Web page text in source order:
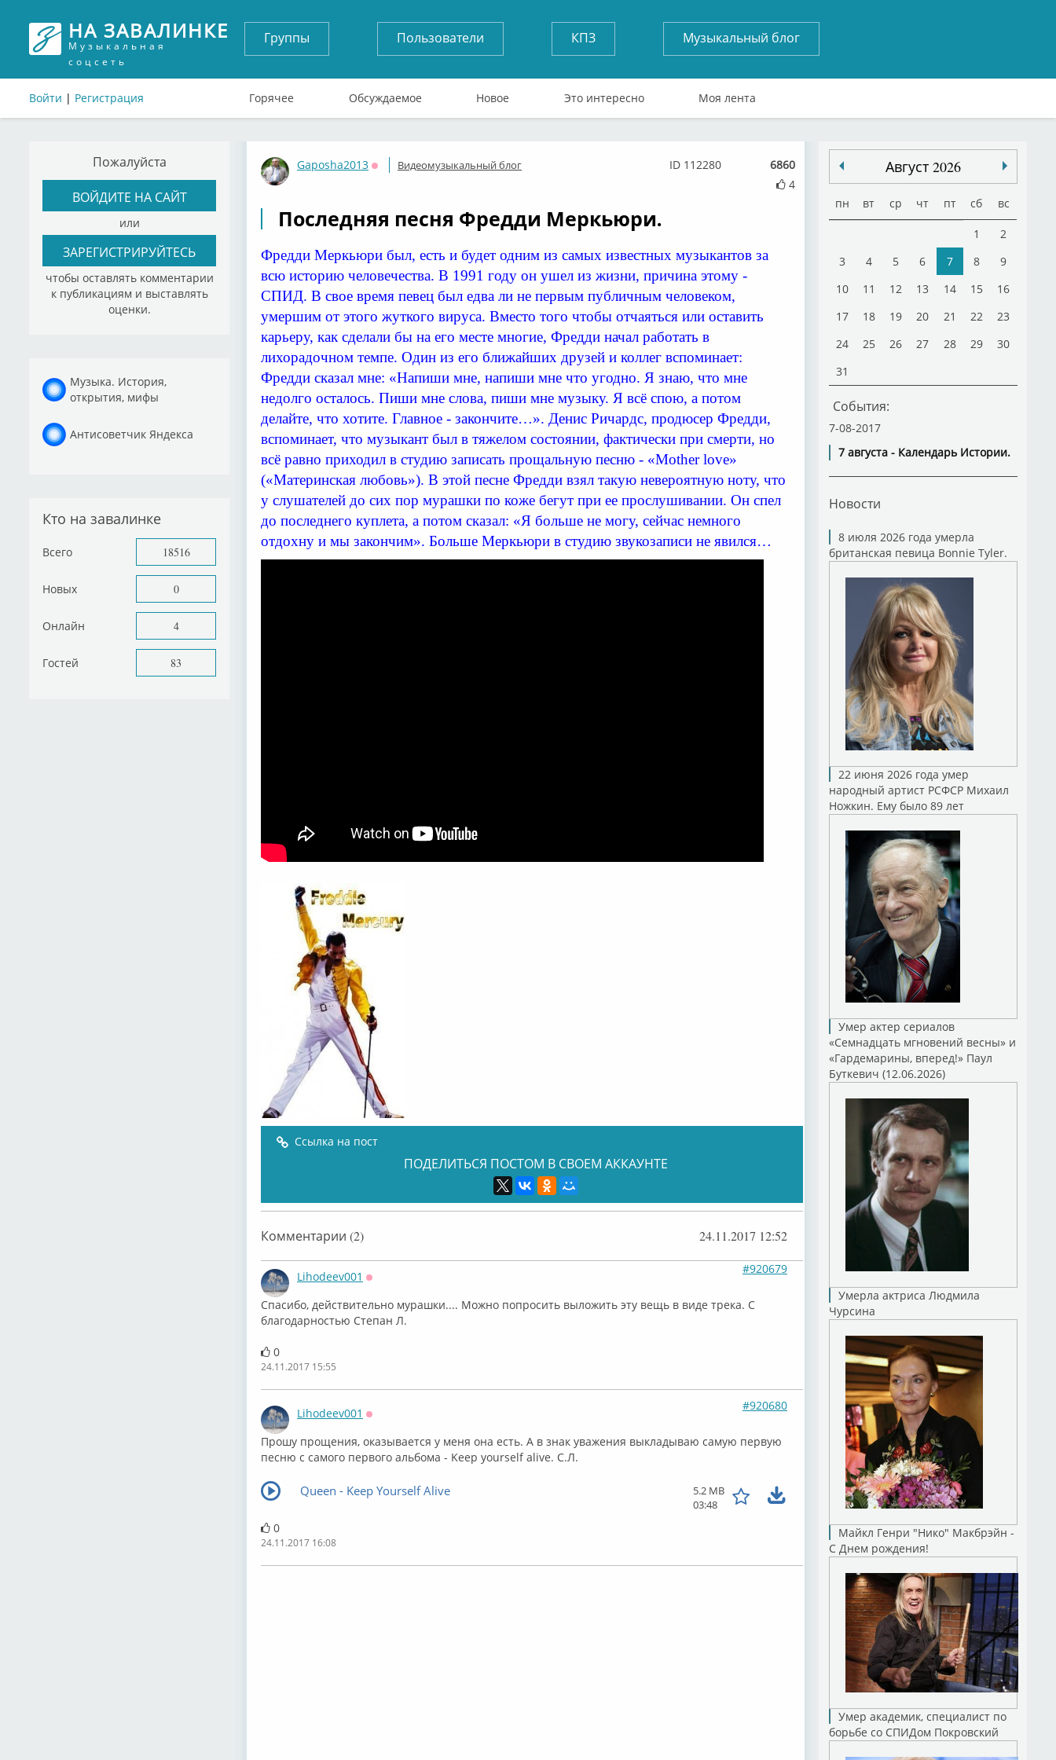
НА ЗАВАЛИНКЕ
Музыкальная
соцсеть
Войти | Регистрация
Группы Пользователи КПЗ Музыкальный блог
Горячее Обсуждаемое Новое Это интересно Моя лента
Пожалуйста
ВОЙДИТЕ НА САЙТ
или
ЗАРЕГИСТРИРУЙТЕСЬ
чтобы оставлять комментарии
к публикациям и выставлять
оценки.
Музыка. История,
открытия, мифы
Антисоветчик Яндекса
Кто на завалинке
Всего 18516
Новых 0
Онлайн 4
Гостей 83
Gaposha2013
Оффлайн
Видеомузыкальный блог
6860
4
ID 112280
Последняя песня Фредди Меркьюри.
Фредди Меркьюри был, есть и будет одним из самых известных музыкантов за
всю историю человечества. В 1991 году он ушел из жизни, причина этому -
СПИД. В свое время певец был едва ли не первым публичным человеком,
умершим от этого жуткого вируса. Вместо того чтобы отчаяться или оставить
карьеру, как сделали бы на его месте многие, Фредди начал работать в
лихорадочном темпе. Один из его ближайших друзей и коллег вспоминает:
Фредди сказал мне: «Напиши мне, напиши мне что угодно. Я знаю, что мне
недолго осталось. Пиши мне слова, пиши мне музыку. Я всё спою, а потом
делайте, что хотите. Главное - закончите…». Денис Ричардс, продюсер Фредди,
вспоминает, что музыкант был в тяжелом состоянии, фактически при смерти, но
всё равно приходил в студию записать прощальную песню - «Mother love»
(«Материнская любовь»). В этой песне Фредди взял такую невероятную ноту, что
у слушателей до сих пор мурашки по коже бегут при ее прослушивании. Он спел
до последнего куплета, а потом сказал: «Я больше не могу, сейчас немного
отдохну и мы закончим». Больше Меркьюри в студию звукозаписи не явился…
Ссылка на пост
ПОДЕЛИТЬСЯ ПОСТОМ В СВОЕМ АККАУНТЕ
Комментарии (2) 24.11.2017 12:52
Lihodeev001
#920679
Спасибо, действительно мурашки.... Можно попросить выложить эту вещь в виде трека. С
благодарностью Степан Л.
0
24.11.2017 15:55
Lihodeev001
#920680
Прошу прощения, оказывается у меня она есть. А в знак уважения выкладываю самую первую
песню с самого первого альбома - Keep yourself alive. С.Л.
Queen - Keep Yourself Alive
5.2 MB
03:48
0
24.11.2017 16:08
Август 2026
пн вт ср чт пт сб вс
1
2
3
4 5 6 7 8
9
10
11 12 13 14 15
16
17
18 19 20 21 22
23
24
25 26 27 28 29
30
31
События:
7-08-2017
7 августа - Календарь Истории.
Новости
8 июля 2026 года умерла
британская певица Bonnie Tyler.
22 июня 2026 года умер
народный артист РСФСР Михаил
Ножкин. Ему было 89 лет
Умер актер сериалов
«Семнадцать мгновений весны» и
«Гардемарины, вперед!» Паул
Буткевич (12.06.2026)
Умерла актриса Людмила
Чурсина
Майкл Генри "Нико" Макбрэйн -
С Днем рождения!
Умер академик, специалист по
борьбе со СПИДом Покровский